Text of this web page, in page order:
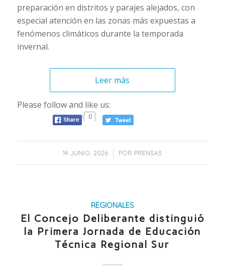
preparación en distritos y parajes alejados, con
especial atención en las zonas más expuestas a
fenómenos climáticos durante la temporada
invernal.
Leer más
Please follow and like us:
0
14 JUNIO, 2026
/ POR PRENSA3
REGIONALES
El Concejo Deliberante distinguió
la Primera Jornada de Educación
Técnica Regional Sur